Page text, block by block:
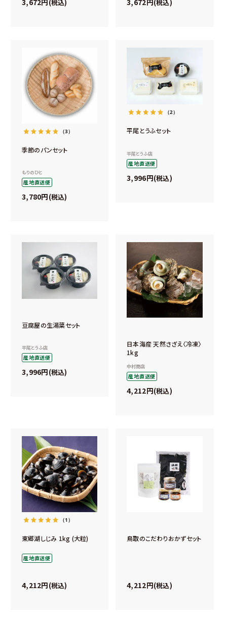
3,672 税込 3,672 税込
（3）
季節のパンセット
もりのひと
産地直送便
3,780 税込
（2）
平尾とうふセット
平尾とうふ店
産地直送便
3,996 税込
豆腐屋の生湯葉セット
平尾とうふ店
産地直送便
3,996 税込
日本海産 天然さざえ〈冷凍〉
1kg
中村商店
産地直送便
4,212 税込
（1）
東郷湖しじみ 1kg (大粒)
産地直送便
4,212 税込
鳥取のこだわりおかずセット
4,212 税込